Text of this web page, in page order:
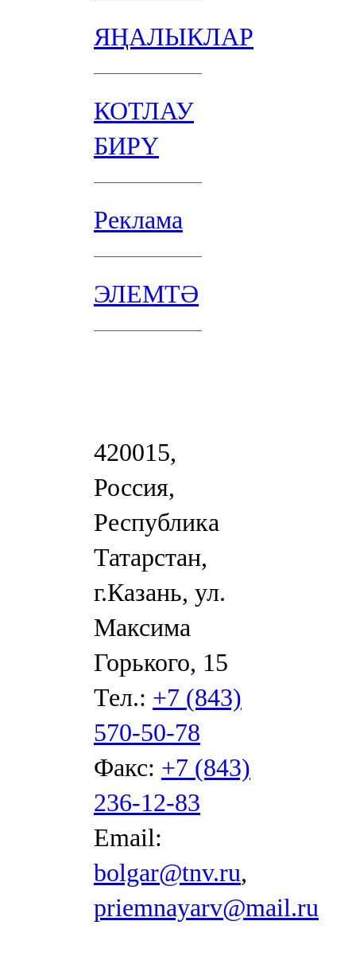
ЯҢАЛЫКЛАР
КОТЛАУ
БИРҮ
Реклама
ЭЛЕМТӘ
420015,
Россия,
Республика
Татарстан,
г.Казань, ул.
Максима
Горького, 15
Тел.: +7 (843)
570-50-78
Факс: +7 (843)
236-12-83
Email:
bolgar@tnv.ru,
priemnayarv@mail.ru